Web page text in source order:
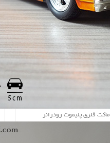
ماکت فلزی پلیموت رودرانر